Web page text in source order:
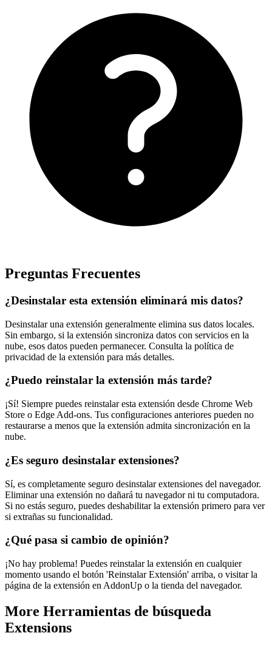
Preguntas Frecuentes
¿Desinstalar esta extensión eliminará mis datos?
Desinstalar una extensión generalmente elimina sus datos locales.
Sin embargo, si la extensión sincroniza datos con servicios en la
nube, esos datos pueden permanecer. Consulta la política de
privacidad de la extensión para más detalles.
¿Puedo reinstalar la extensión más tarde?
¡Sí! Siempre puedes reinstalar esta extensión desde Chrome Web
Store o Edge Add-ons. Tus configuraciones anteriores pueden no
restaurarse a menos que la extensión admita sincronización en la
nube.
¿Es seguro desinstalar extensiones?
Sí, es completamente seguro desinstalar extensiones del navegador.
Eliminar una extensión no dañará tu navegador ni tu computadora.
Si no estás seguro, puedes deshabilitar la extensión primero para ver
si extrañas su funcionalidad.
¿Qué pasa si cambio de opinión?
¡No hay problema! Puedes reinstalar la extensión en cualquier
momento usando el botón 'Reinstalar Extensión' arriba, o visitar la
página de la extensión en AddonUp o la tienda del navegador.
More Herramientas de búsqueda
Extensions